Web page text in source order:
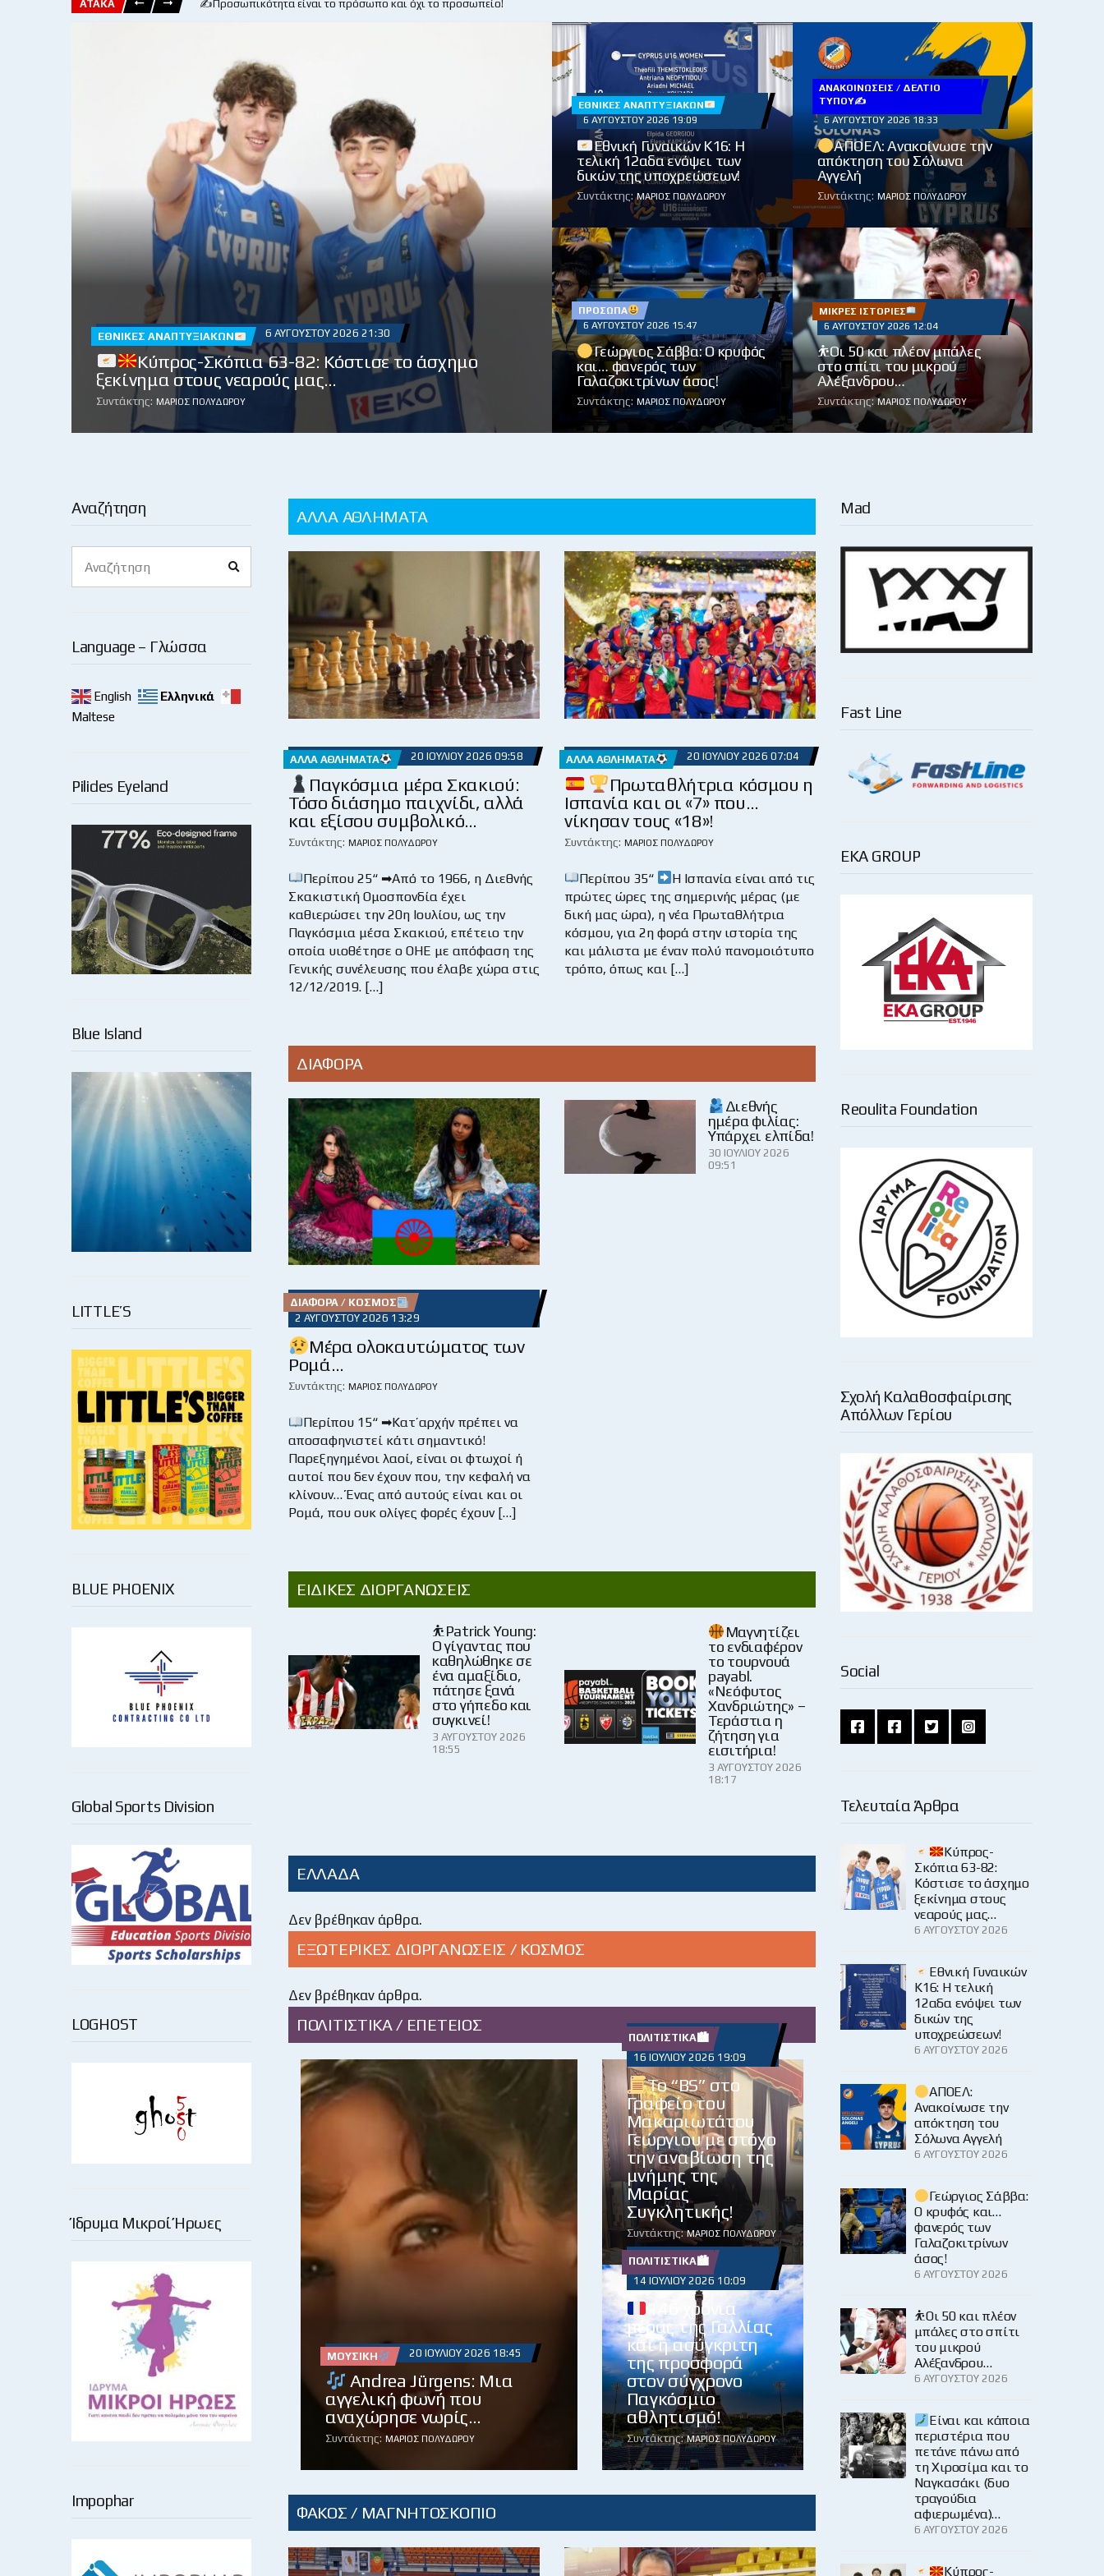
ΑΤΑΚΑ ✍️Προσωπικότητα είναι το πρόσωπο και όχι το προσωπείο!
ΕΘΝΙΚΈΣ ΑΝΑΠΤΥΞΙΑΚΏΝ 6 ΑΥΓΟΎΣΤΟΥ 2026 21:30
Κύπρος-Σκόπια 63-82: Κόστισε το άσχημο
ξεκίνημα στους νεαρούς μας…
Συντάκτης: ΜΆΡΙΟΣ ΠΟΛΥΔΏΡΟΥ
ΕΘΝΙΚΈΣ ΑΝΑΠΤΥΞΙΑΚΏΝ
6 ΑΥΓΟΎΣΤΟΥ 2026 19:09
Εθνική Γυναικών Κ16: Η
τελική 12αδα ενόψει των
δικών της υποχρεώσεων!
Συντάκτης: ΜΆΡΙΟΣ ΠΟΛΥΔΏΡΟΥ
ΑΝΑΚΟΙΝΏΣΕΙΣ / ΔΕΛΤΊΟ
ΤΎΠΟΥ✍
6 ΑΥΓΟΎΣΤΟΥ 2026 18:33
ΑΠΟΕΛ: Ανακοίνωσε την
απόκτηση του Σόλωνα
Αγγελή
Συντάκτης: ΜΆΡΙΟΣ ΠΟΛΥΔΏΡΟΥ
ΠΡΌΣΩΠΑ
6 ΑΥΓΟΎΣΤΟΥ 2026 15:47
Γεώργιος Σάββα: Ο κρυφός
και… φανερός των
Γαλαζοκιτρίνων άσος!
Συντάκτης: ΜΆΡΙΟΣ ΠΟΛΥΔΏΡΟΥ
ΜΙΚΡΈΣ ΙΣΤΟΡΊΕΣ
6 ΑΥΓΟΎΣΤΟΥ 2026 12:04
⛹️Οι 50 και πλέον μπάλες
στο σπίτι του μικρού
Αλέξανδρου…
Συντάκτης: ΜΆΡΙΟΣ ΠΟΛΥΔΏΡΟΥ
Αναζήτηση
for:
Language – Γλώσσα
English
Ελληνικά
Maltese
Pilides Eyeland
Blue Island
LITTLE’S
BLUE PHOENIX
Global Sports Division
LOGHOST
Ίδρυμα Μικροί Ήρωες
Impophar
ΑΛΛΑ ΑΘΛΗΜΑΤΑ
ΆΛΛΑ ΑΘΛΉΜΑΤΑ 20 ΙΟΥΛΊΟΥ 2026 09:58
Παγκόσμια μέρα Σκακιού:
Τόσο διάσημο παιχνίδι, αλλά
και εξίσου συμβολικό…
Συντάκτης: ΜΆΡΙΟΣ ΠΟΛΥΔΏΡΟΥ
Περίπου 25“ ➡Από το 1966, η Διεθνής
Σκακιστική Ομοσπονδία έχει
καθιερώσει την 20η Ιουλίου, ως την
Παγκόσμια μέσα Σκακιού, επέτειο την
οποία υιοθέτησε ο ΟΗΕ με απόφαση της
Γενικής συνέλευσης που έλαβε χώρα στις
12/12/2019. […]
ΆΛΛΑ ΑΘΛΉΜΑΤΑ 20 ΙΟΥΛΊΟΥ 2026 07:04
Πρωταθλήτρια κόσμου η
Ισπανία και οι «7» που…
νίκησαν τους «18»!
Συντάκτης: ΜΆΡΙΟΣ ΠΟΛΥΔΏΡΟΥ
Περίπου 35“
Η Ισπανία είναι από τις
πρώτες ώρες της σημερινής μέρας (με
δική μας ώρα), η νέα Πρωταθλήτρια
κόσμου, για 2η φορά στην ιστορία της
και μάλιστα με έναν πολύ πανομοιότυπο
τρόπο, όπως και […]
ΔΙΑΦΟΡΑ
ΔΙΆΦΟΡΑ / ΚΌΣΜΟΣ
2 ΑΥΓΟΎΣΤΟΥ 2026 13:29
Μέρα ολοκαυτώματος των
Ρομά…
Συντάκτης: ΜΆΡΙΟΣ ΠΟΛΥΔΏΡΟΥ
Περίπου 15“ ➡Κατ’αρχήν πρέπει να
αποσαφηνιστεί κάτι σημαντικό!
Παρεξηγημένοι λαοί, είναι οι φτωχοί ή
αυτοί που δεν έχουν που, την κεφαλή να
κλίνουν… Ένας από αυτούς είναι και οι
Ρομά, που ουκ ολίγες φορές έχουν […]
30 ΙΟΥΛΊΟΥ 2026
09:51
Διεθνής
ημέρα φιλίας:
Υπάρχει ελπίδα!
ΕΙΔΙΚΕΣ ΔΙΟΡΓΑΝΩΣΕΙΣ
3 ΑΥΓΟΎΣΤΟΥ 2026
18:55
⛹️Patrick Young:
Ο γίγαντας που
καθηλώθηκε σε
ένα αμαξίδιο,
πάτησε ξανά
στο γήπεδο και
συγκινεί!
3 ΑΥΓΟΎΣΤΟΥ 2026
18:17
Μαγνητίζει
το ενδιαφέρον
το τουρνουά
payabl.
«Νεόφυτος
Χανδριώτης» –
Τεράστια η
ζήτηση για
εισιτήρια!
ΕΛΛΑΔΑ
Δεν βρέθηκαν άρθρα.
ΕΞΩΤΕΡΙΚΕΣ ΔΙΟΡΓΑΝΩΣΕΙΣ / ΚΟΣΜΟΣ
Δεν βρέθηκαν άρθρα.
ΠΟΛΙΤΙΣΤΙΚΑ / ΕΠΕΤΕΙΟΣ
ΜΟΥΣΙΚΉ 20 ΙΟΥΛΊΟΥ 2026 18:45
Andrea Jürgens: Μια
αγγελική φωνή που
αναχώρησε νωρίς…
Συντάκτης: ΜΆΡΙΟΣ ΠΟΛΥΔΏΡΟΥ
ΠΟΛΙΤΙΣΤΙΚΆ🏙
16 ΙΟΥΛΊΟΥ 2026 19:09
Το “BS” στο
Γραφείο του
Μακαριωτάτου
Γεώργιου με στόχο
την αναβίωση της
μνήμης της
Μαρίας
Συγκλητικής!
Συντάκτης: ΜΆΡΙΟΣ ΠΟΛΥΔΏΡΟΥ
ΠΟΛΙΤΙΣΤΙΚΆ🏙
14 ΙΟΥΛΊΟΥ 2026 10:09
146 χρόνια
μέρας της Γαλλίας
και η ασύγκριτη
της προσφορά
στον σύγχρονο
Παγκόσμιο
αθλητισμό!
Συντάκτης: ΜΆΡΙΟΣ ΠΟΛΥΔΏΡΟΥ
ΦΑΚΟΣ / ΜΑΓΝΗΤΟΣΚΟΠΙΟ
Mad
Fast Line
EKA GROUP
Reoulita Foundation
Σχολή Καλαθοσφαίρισης
Απόλλων Γερίου
Social
Τελευταία Άρθρα
Κύπρος-
Σκόπια 63-82:
Κόστισε το άσχημο
ξεκίνημα στους
νεαρούς μας…
6 ΑΥΓΟΎΣΤΟΥ 2026
Εθνική Γυναικών
Κ16: Η τελική
12αδα ενόψει των
δικών της
υποχρεώσεων!
6 ΑΥΓΟΎΣΤΟΥ 2026
ΑΠΟΕΛ:
Ανακοίνωσε την
απόκτηση του
Σόλωνα Αγγελή
6 ΑΥΓΟΎΣΤΟΥ 2026
Γεώργιος Σάββα:
Ο κρυφός και…
φανερός των
Γαλαζοκιτρίνων
άσος!
6 ΑΥΓΟΎΣΤΟΥ 2026
⛹️Οι 50 και πλέον
μπάλες στο σπίτι
του μικρού
Αλέξανδρου…
6 ΑΥΓΟΎΣΤΟΥ 2026
Είναι και κάποια
περιστέρια που
πετάνε πάνω από
τη Χιροσίμα και το
Ναγκασάκι (δυο
τραγούδια
αφιερωμένα)…
6 ΑΥΓΟΎΣΤΟΥ 2026
Κύπρος-